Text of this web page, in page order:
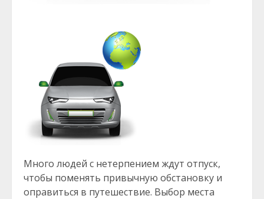
Много людей с нетерпением ждут отпуск,
чтобы поменять привычную обстановку и
оправиться в путешествие. Выбор места